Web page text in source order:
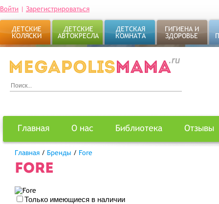
Войти | Зарегистрироваться
ДЕТСКИЕ
КОЛЯСКИ
ДЕТСКИЕ
АВТОКРЕСЛА
ДЕТСКАЯ
КОМНАТА
ГИГИЕНА И
ЗДОРОВЬЕ
Главная О нас Библиотека Отзывы
Главная / Бренды / Fore
FORE
Только имеющиеся в наличии